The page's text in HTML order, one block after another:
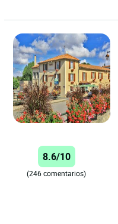
8.6/10
(246 comentarios)